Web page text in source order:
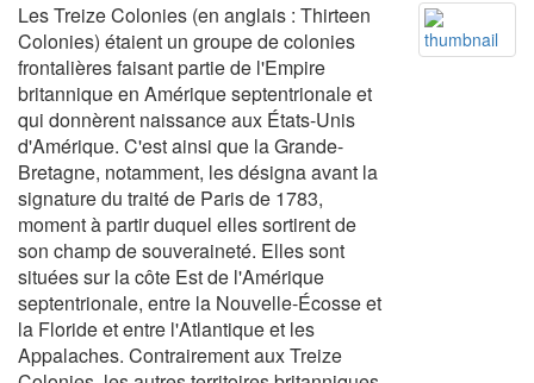
Les Treize Colonies (en anglais : Thirteen
Colonies) étaient un groupe de colonies
frontalières faisant partie de l'Empire
britannique en Amérique septentrionale et
qui donnèrent naissance aux États-Unis
d'Amérique. C'est ainsi que la Grande-
Bretagne, notamment, les désigna avant la
signature du traité de Paris de 1783,
moment à partir duquel elles sortirent de
son champ de souveraineté. Elles sont
situées sur la côte Est de l'Amérique
septentrionale, entre la Nouvelle-Écosse et
la Floride et entre l'Atlantique et les
Appalaches. Contrairement aux Treize